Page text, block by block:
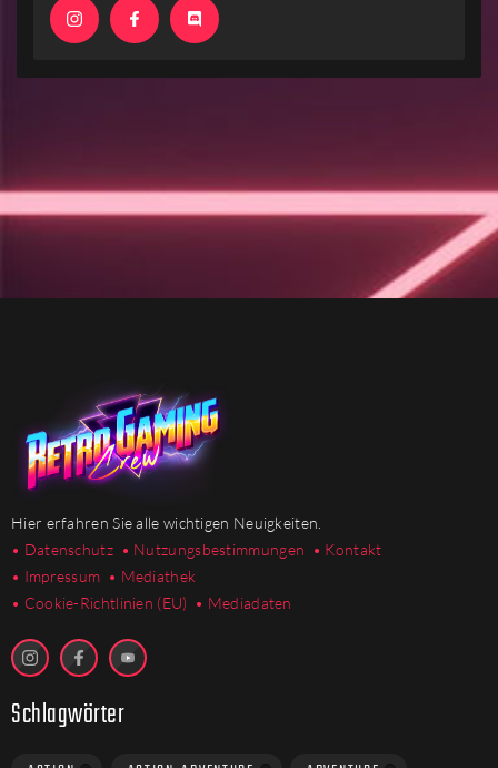
Hier erfahren Sie alle wichtigen Neuigkeiten.
• Datenschutz • Nutzungsbestimmungen • Kontakt
• Impressum • Mediathek
• Cookie-Richtlinien (EU) • Mediadaten
Schlagwörter